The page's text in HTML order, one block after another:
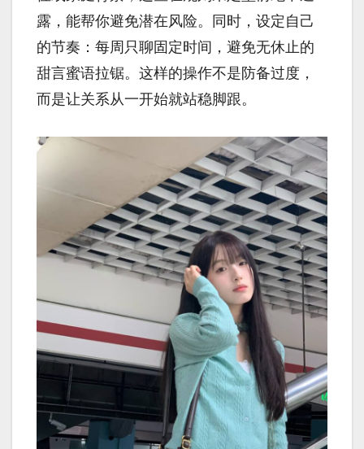
露，能帮你避免潜在风险。同时，设定自己
的节奏：每周只聊固定时间，避免无休止的
甜言蜜语拉锯。这样的操作不是防备过度，
而是让关系从一开始就站稳脚跟。